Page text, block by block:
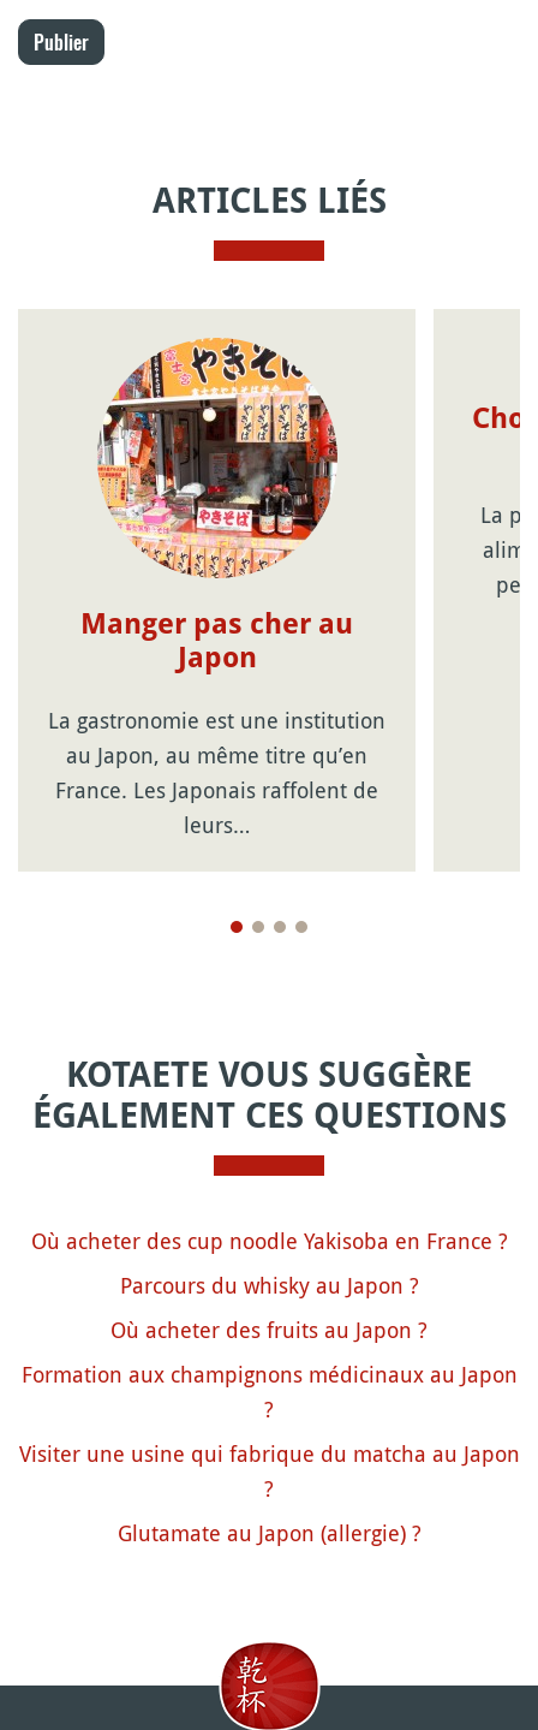
Publier
ARTICLES LIÉS
Manger pas cher au
Japon
La gastronomie est une institution
au Japon, au même titre qu’en
France. Les Japonais raffolent de
leurs…
La
KOTAETE VOUS SUGGÈRE
ÉGALEMENT CES QUESTIONS
Où acheter des cup noodle Yakisoba en France ?
Parcours du whisky au Japon ?
Où acheter des fruits au Japon ?
Formation aux champignons médicinaux au Japon
?
Visiter une usine qui fabrique du matcha au Japon
?
Glutamate au Japon (allergie) ?